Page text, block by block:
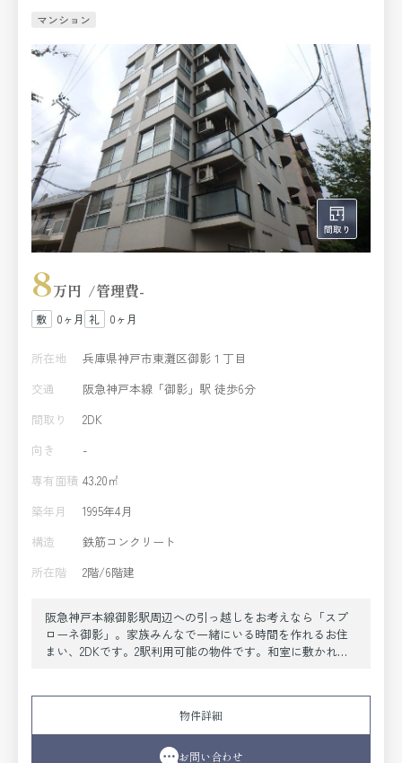
マンション
8万円 管理費-
0ヶ月 0ヶ月
所在地
兵庫県神戸市東灘区御影１丁目
交通
阪急神戸本線「御影」駅 徒歩6分
間取り
2DK
向き
-
専有面積 43.20㎡
築年月
1995年4月
構造
鉄筋コンクリート
所在階
2階/6階建
阪急神戸本線御影駅周辺への引っ越しをお考えなら「スプ
ローネ御影」。家族みんなで一緒にいる時間を作れるお住
まい、2DKです。2駅利用可能の物件です。和室に敷かれて
住の環境。これまでよりもよい生活を送るための住まいを
物件詳細
お問い合わせ